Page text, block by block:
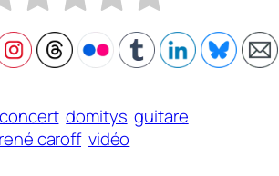
concert domitys guitare
rené caroff vidéo